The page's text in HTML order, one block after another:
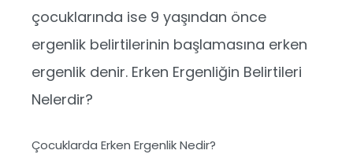
çocuklarında ise 9 yaşından önce
ergenlik belirtilerinin başlamasına erken
ergenlik denir. Erken Ergenliğin Belirtileri
Nelerdir?
Çocuklarda Erken Ergenlik Nedir?